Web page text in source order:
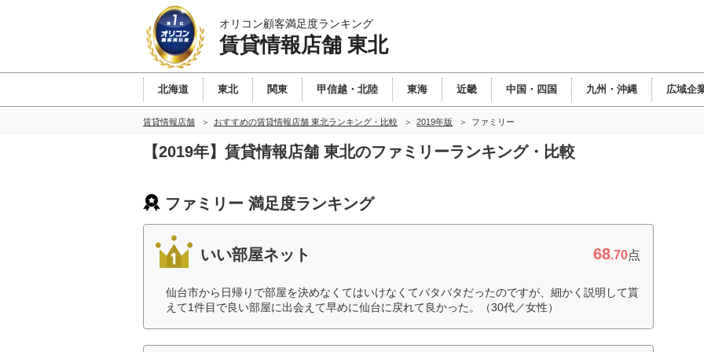
オリコン顧客満足度ランキング
賃貸情報店舗 東北
北海道 東北 関東 甲信越・北陸 東海 近畿 中国・四国 九州・沖縄 広域企
賃貸情報店舗 おすすめの賃貸情報店舗 東北ランキング・比較 2019年版 ファミリー
【2019年】賃貸情報店舗 東北のファミリーランキング・比較
ファミリー 満足度ランキング
いい部屋ネット 68.70点
仙台市から日帰りで部屋を決めなくてはいけなくてバタバタだったのですが、細かく説明して貰
えて1件目で良い部屋に出会えて早めに仙台に戻れて良かった。（30代／女性）